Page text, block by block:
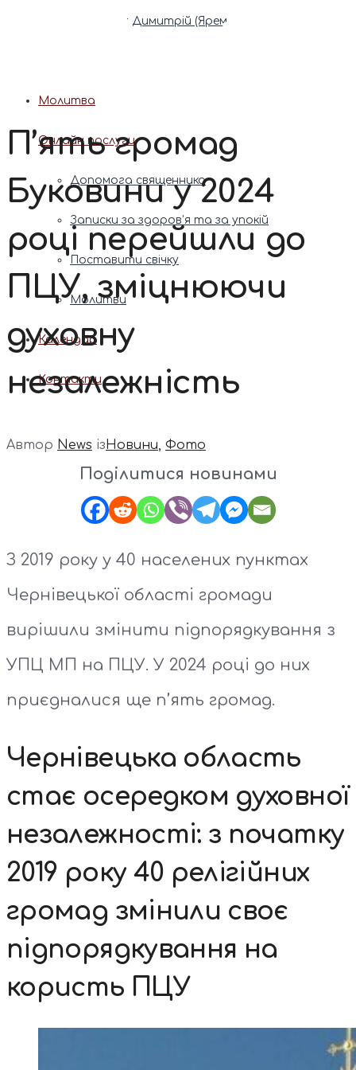
Патріарх Димитрій (Ярема)
Молитва
Онлайн послуги
Допомога священника
Записки за здоров’я та за упокій
Поставити свічку
Молитви
Календар
Контакти
П’ять громад
Буковини у 2024
році перейшли до
ПЦУ, зміцнюючи
духовну
незалежність
Автор News ізНовини, Фото
Поділитися новинами
З 2019 року у 40 населених пунктах
Чернівецької області громади
вирішили змінити підпорядкування з
УПЦ МП на ПЦУ. У 2024 році до них
приєдналися ще п’ять громад.
Чернівецька область
стає осередком духовної
незалежності: з початку
2019 року 40 релігійних
громад змінили своє
підпорядкування на
користь ПЦУ